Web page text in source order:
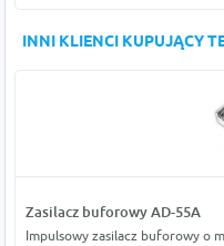
INNI KLIENCI KUPUJĄCY
Zasilacz buforowy AD-55A
Impulsowy zasilacz buforowy o